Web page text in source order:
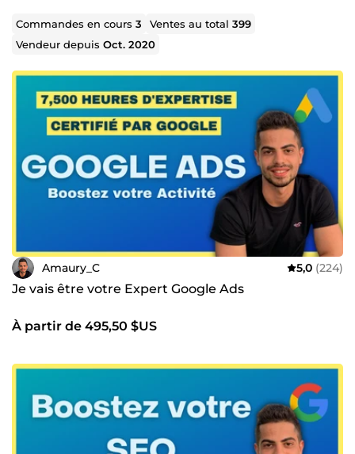
Commandes en cours3 Ventes au total399
Vendeur depuisOct. 2020
Amaury_C 5,0 (224)
Je vais être votre Expert Google Ads
À partir de 495,50 $US